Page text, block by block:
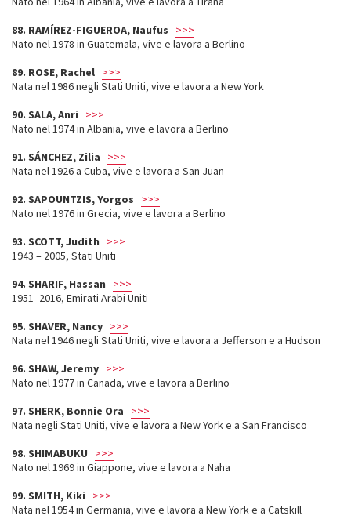
88. RAMÍREZ-FIGUEROA, Naufus >>>
Nato nel 1978 in Guatemala, vive e lavora a Berlino
89. ROSE, Rachel >>>
Nata nel 1986 negli Stati Uniti, vive e lavora a New York
90. SALA, Anri
>>>
Nato nel 1974 in Albania, vive e lavora a Berlino
91. SÁNCHEZ, Zilia
>>>
Nata nel 1926 a Cuba, vive e lavora a San Juan
92. SAPOUNTZIS, Yorgos >>>
Nato nel 1976 in Grecia, vive e lavora a Berlino
93. SCOTT, Judith >>>
1943 – 2005, Stati Uniti
94. SHARIF, Hassan >>>
1951–2016, Emirati Arabi Uniti
95. SHAVER, Nancy >>>
Nata nel 1946 negli Stati Uniti, vive e lavora a Jefferson e a Hudson
96. SHAW, Jeremy >>>
Nato nel 1977 in Canada, vive e lavora a Berlino
97. SHERK, Bonnie Ora >>>
Nata negli Stati Uniti, vive e lavora a New York e a San Francisco
98. SHIMABUKU >>>
Nato nel 1969 in Giappone, vive e lavora a Naha
99. SMITH, Kiki >>>
Nata nel 1954 in Germania, vive e lavora a New York e a Catskill